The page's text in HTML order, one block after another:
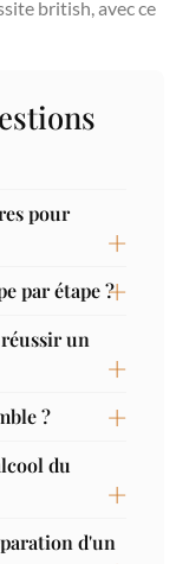
british, avec ce
pour
par étape ?
un
?
du
d'un